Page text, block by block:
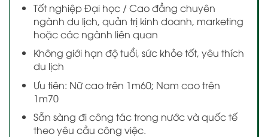
Tốt nghiệp Đại học / Cao đẳng chuyên
ngành du lịch, quản trị kinh doanh, marketing
hoặc các ngành liên quan
Không giới hạn độ tuổi, sức khỏe tốt, yêu thích
du lịch
Ưu tiên: Nữ cao trên 1m60; Nam cao trên
1m70
Sẵn sàng đi công tác trong nước và quốc tế
theo yêu cầu công việc.